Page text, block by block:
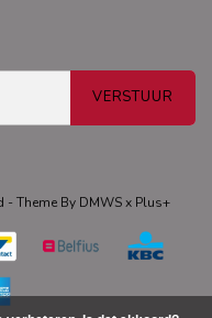
VERSTUUR
- Theme By DMWSx Plus+